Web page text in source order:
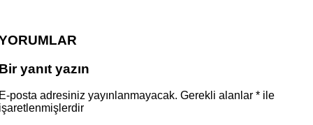
yanıt yazın
posta adresiniz yayınlanmayacak. Gerekli alanlar * ile